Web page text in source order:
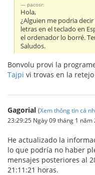
pacosr:
Hola,
¿Alguien me podria
letras en el teclado en
el ordenador lo borré.
Saludos.
Bonvolu provi la
Tajpi vi trovas en la retejo
Gagorial (Xem thông tin cá
23:29:25 Ngày 09 tháng 1 năm
He actualizado la
lo que podría no haber
mensajes posteriores al
21:11:21 horas.